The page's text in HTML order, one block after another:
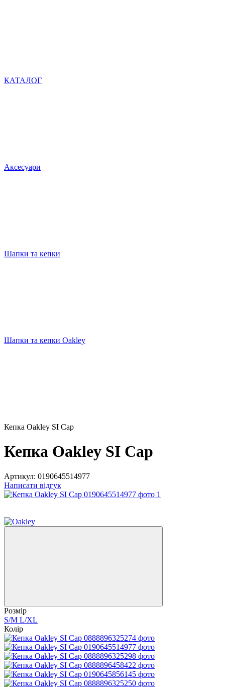
КАТАЛОГ
Аксесуари
Шапки та кепки
Шапки та кепки Oakley
Кепка Oakley SI Cap
Кепка Oakley SI Cap
Артикул: 0190645514977
Написати відгук
Розмір
S/M L/XL
Колір